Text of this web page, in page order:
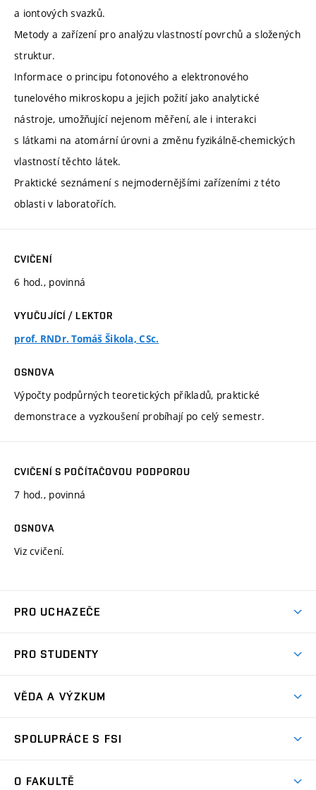
a iontových svazků.
Metody a zařízení pro analýzu vlastností povrchů a složených
struktur.
Informace o principu fotonového a elektronového
tunelového mikroskopu a jejich požití jako analytické
nástroje, umožňující nejenom měření, ale i interakci
s látkami na atomární úrovni a změnu fyzikálně-chemických
vlastností těchto látek.
Praktické seznámení s nejmodernějšími zařízeními z této
oblasti v laboratořích.
CVIČENÍ
6 hod., povinná
VYUČUJÍCÍ / LEKTOR
prof. RNDr. Tomáš Šikola, CSc.
OSNOVA
Výpočty podpůrných teoretických příkladů, praktické
demonstrace a vyzkoušení probíhají po celý semestr.
CVIČENÍ S POČÍTAČOVOU PODPOROU
7 hod., povinná
OSNOVA
Viz cvičení.
PRO UCHAZEČE
Ambasadoři studia
Zápisy
PRO STUDENTY
Studijní předpisy
Pro prváky
VĚDA A VÝZKUM
Oblasti výzkumu
SPOLUPRÁCE S FSI
O FAKULTĚ